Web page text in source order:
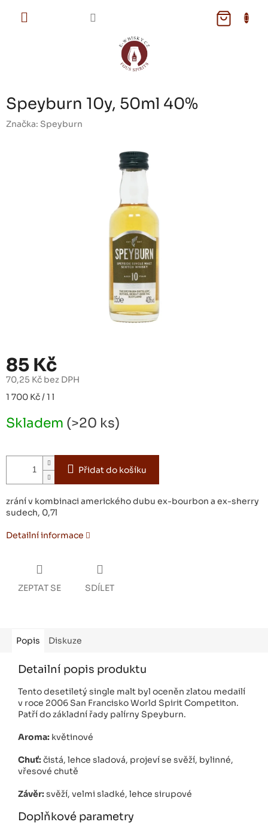
NÁKUPNÍ
Speyburn 10y, 50ml 40%
Značka: Speyburn
85 Kč
70,25 Kč bez DPH
Měrná
1 700 Kč / 1 l
Skladem (>20 ks)
Přidat do košíku
zrání v kombinaci amerického dubu ex-bourbon a ex-sherry
sudech, 0,7l
Detailní informace
ZEPTAT SE SDÍLET
Popis Diskuze
Detailní popis produktu
Tento desetiletý single malt byl oceněn zlatou medailí
v roce 2006 San Francisko World Spirit Competiton.
Patří do základní řady palírny Speyburn.
Aroma: květinové
Chuť:čistá, lehce sladová, projeví se svěží, bylinné,
vřesové chutě
Závěr:svěží, velmi sladké, lehce sirupové
Doplňkové parametry